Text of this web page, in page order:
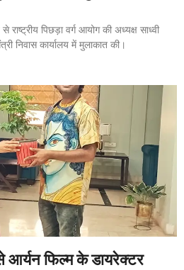
पिछड़ा वर्ग आयोग की अध्यक्ष साध्वी
निवास कार्यालय में मुलाकात की।
फिल्म के डायरेक्टर